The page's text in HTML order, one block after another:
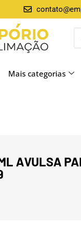
Mais categorias
AVULSA